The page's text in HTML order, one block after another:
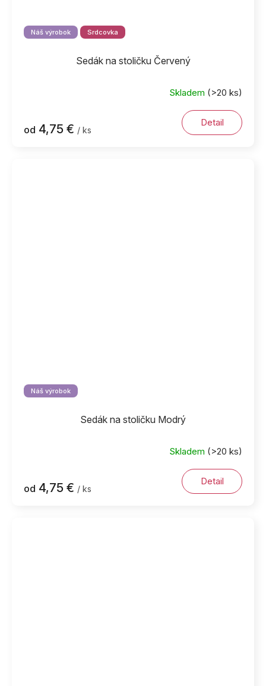
Náš výrobok Srdcovka
Sedák na stoličku Červený
Skladem (>20 ks)
od 4,75 € / ks
Detail
Náš výrobok
Sedák na stoličku Modrý
Skladem (>20 ks)
od 4,75 € / ks
Detail